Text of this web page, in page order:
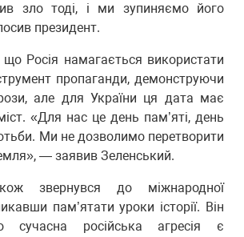
зло тоді, і ми зупиняємо його
президент.
що Росія намагається використати
пропаганди, демонструючи
але для України ця дата має
«Для нас це день пам’яті, день
Ми не дозволимо перетворити
— заявив Зеленський.
звернувся до міжнародної
пам’ятати уроки історії. Він
сучасна російська агресія є